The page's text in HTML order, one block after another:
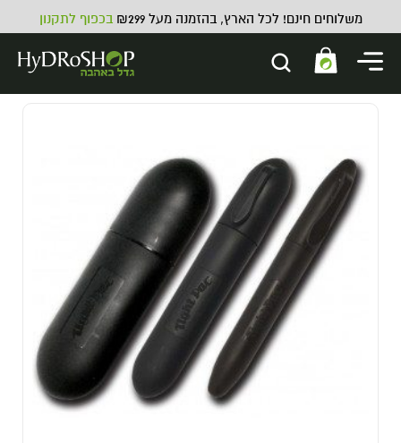
משלוחים חינם! לכל הארץ, בהזמנה מעל ₪299 בכפוף לתקנון
מפוח צנטריפוגלי VENTS VK - 250
מק"ש 4 צול
459.00
+
ADD